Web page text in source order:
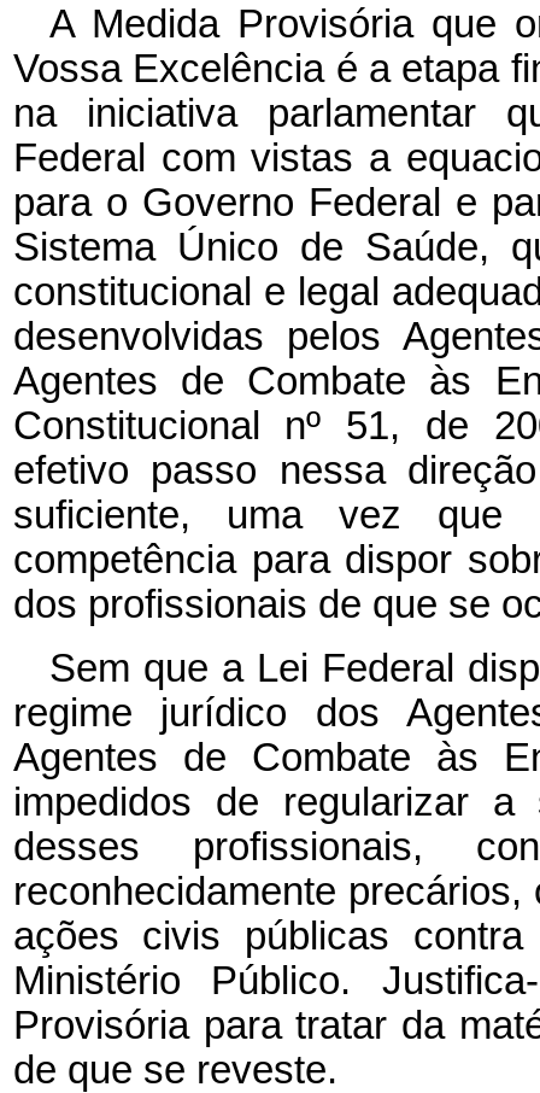
A Medida Provisória que
Vossa Excelência é a etapa
na iniciativa parlamentar
Federal com vistas a
para o Governo Federal e
Sistema Único de Saúde,
constitucional e legal
desenvolvidas pelos
Agentes de Combate às
Constitucional nº 51, de
efetivo passo nessa
suficiente, uma vez
competência para dispor
dos profissionais de que se
Sem que a Lei Federal
regime jurídico dos
Agentes de Combate às
impedidos de regularizar a
desses profissionais,
reconhecidamente
ações civis públicas
Ministério Público.
Provisória para tratar da
de que se reveste.